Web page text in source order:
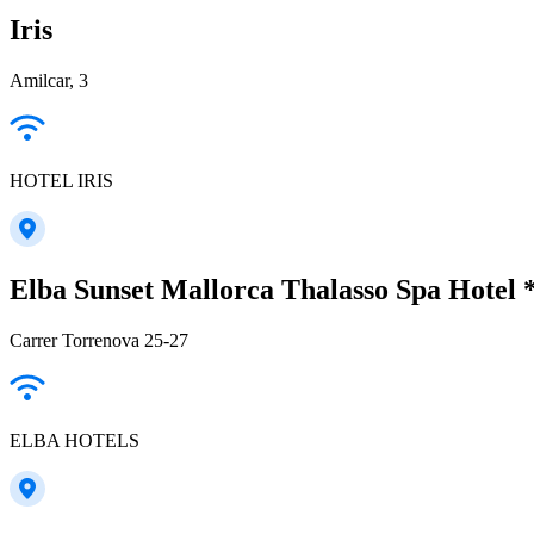
Iris
Amilcar, 3
HOTEL IRIS
Elba Sunset Mallorca Thalasso Spa
Carrer Torrenova 25-27
ELBA HOTELS